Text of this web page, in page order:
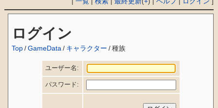
ログイン
Top /GameData / キャラクター / 種族
ユーザー名:
パスワード: